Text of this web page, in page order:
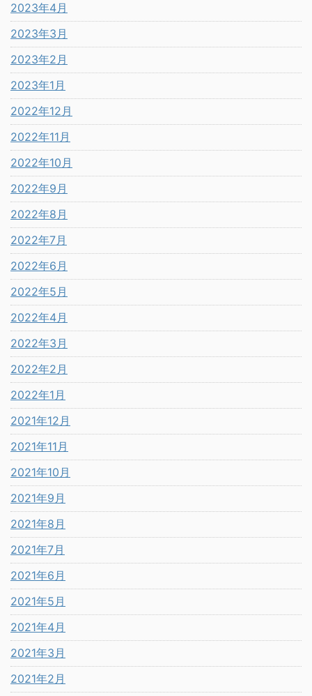
2023年4月
2023年3月
2023年2月
2023年1月
2022年12月
2022年11月
2022年10月
2022年9月
2022年8月
2022年7月
2022年6月
2022年5月
2022年4月
2022年3月
2022年2月
2022年1月
2021年12月
2021年11月
2021年10月
2021年9月
2021年8月
2021年7月
2021年6月
2021年5月
2021年4月
2021年3月
2021年2月